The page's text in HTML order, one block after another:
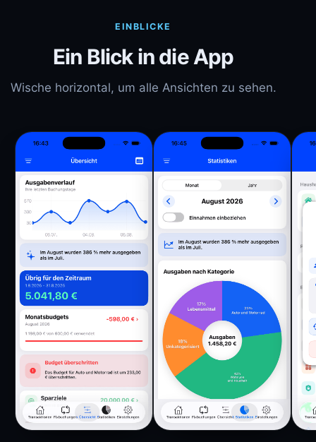
EINBLICKE
Ein Blick in die App
Wische horizontal, um alle Ansichten zu sehen.